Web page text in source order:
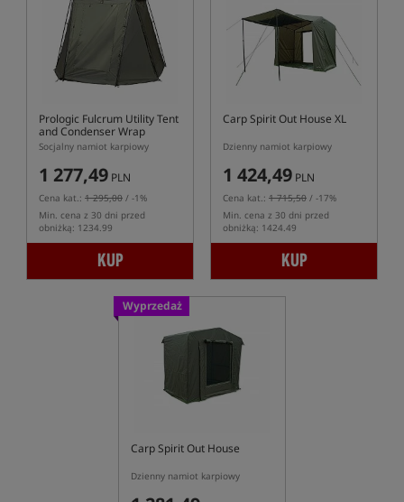
Prologic Fulcrum Utility Tent
and Condenser Wrap
Socjalny namiot karpiowy
1 277,49 PLN
Cena kat.: 1 295,00 / -1%
Min. cena z 30 dni przed
obniżką: 1234.99
KUP
Carp Spirit Out House XL
Dzienny namiot karpiowy
1 424,49 PLN
Cena kat.: 1 715,50 / -17%
Min. cena z 30 dni przed
obniżką: 1424.49
KUP
Wyprzedaż
Carp Spirit Out House
Dzienny namiot karpiowy